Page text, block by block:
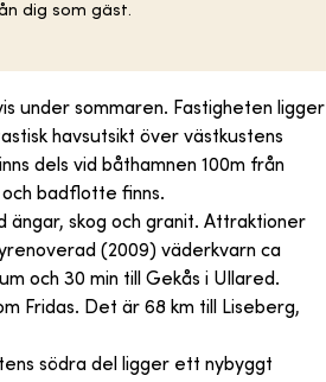
dig som gäst.
under sommaren. Fastigheten ligger
havsutsikt över västkustens
dels vid båthamnen 100m från
badflotte finns.
ängar, skog och granit. Attraktioner
(2009) väderkvarn ca
och 30 min till Gekås i Ullared.
Fridas. Det är 68 km till Liseberg,
södra del ligger ett nybyggt